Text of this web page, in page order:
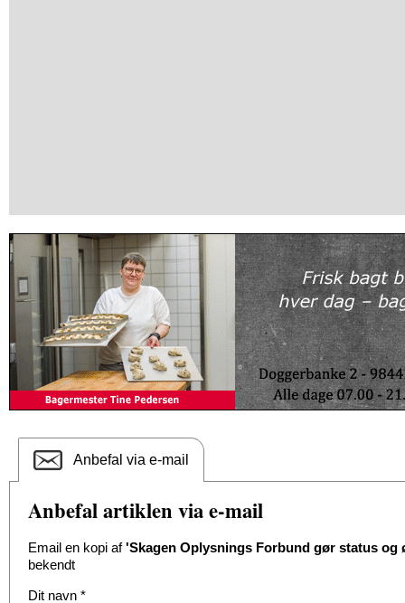
Anbefal via e-mail
Anbefal artiklen via e-mail
Email en kopi af'Skagen Oplysnings Forbund gør status og
bekendt
Dit navn *